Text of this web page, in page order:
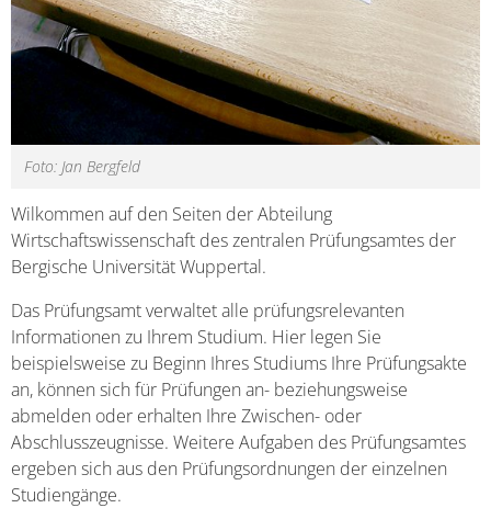
Foto: Jan Bergfeld
Wilkommen auf den Seiten der Abteilung
Wirtschaftswissenschaft des zentralen Prüfungsamtes der
Bergische Universität Wuppertal.
Das Prüfungsamt verwaltet alle prüfungsrelevanten
Informationen zu Ihrem Studium. Hier legen Sie
beispielsweise zu Beginn Ihres Studiums Ihre Prüfungsakte
an, können sich für Prüfungen an- beziehungsweise
abmelden oder erhalten Ihre Zwischen- oder
Abschlusszeugnisse. Weitere Aufgaben des Prüfungsamtes
ergeben sich aus den Prüfungsordnungen der einzelnen
Studiengänge.